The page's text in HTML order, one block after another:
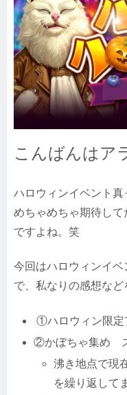
こんばんはア
ハロウィンイベント真
めちゃめちゃ期待し
ですよね。笑
今回はハロウィンイ
で、私なりの感想など
①ハロウィン限定
②かぼちゃ集め
沸き地点で現
を繰り返して